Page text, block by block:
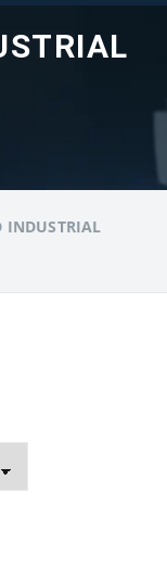
INDUSTRIAL